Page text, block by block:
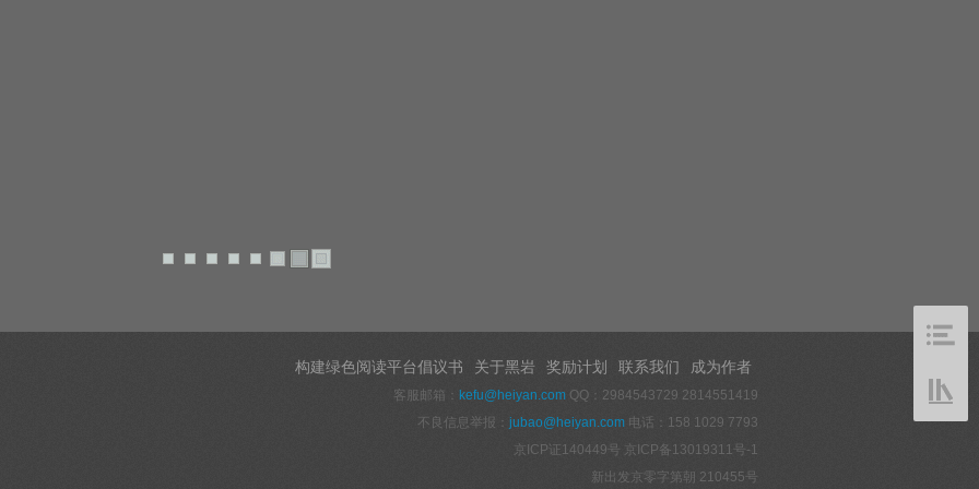
构建绿色阅读平台倡议书 关于黑岩 奖励计划 联系我们 成为作者
客服邮箱： kefu@heiyan.com QQ：2984543729 2814551419
不良信息举报： jubao@heiyan.com 电话：158 1029 7793
京ICP证140449号 京ICP备13019311号-1
新出发京零字第朝 210455号